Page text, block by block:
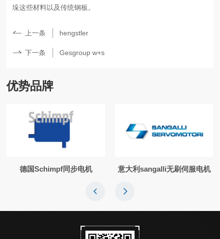
垛这些材料以及传统钢板。
上一条 hengstler
下一条 Gesgroup w+s
优势品牌
德国Schimpf同步电机 意大利sangalli无刷伺服电机